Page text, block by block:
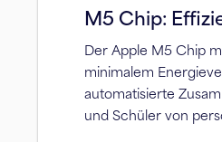
M5 Chip:
Der Apple M5 Chip
minimalem
automatisierte
und Schüler von